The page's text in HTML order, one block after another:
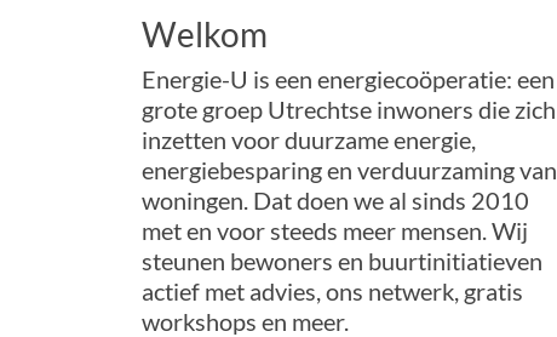
Welkom
Energie-U is een energiecoöperatie: een
grote groep Utrechtse inwoners die zich
inzetten voor duurzame energie,
energiebesparing en verduurzaming van
woningen. Dat doen we al sinds 2010
met en voor steeds meer mensen. Wij
steunen bewoners en buurtinitiatieven
actief met advies, ons netwerk, gratis
workshops en meer.